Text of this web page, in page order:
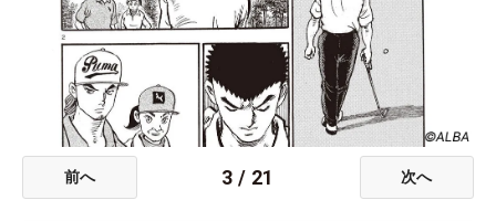
前へ 3 / 21 次へ